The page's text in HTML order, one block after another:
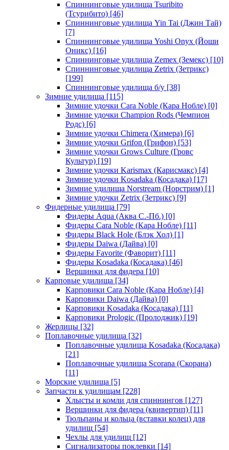
Спиннинговые удилища Tsuribito
(Тсурибито) [46]
Спиннинговые удилища Yin Tai (Джин Тай)
[7]
Спиннинговые удилища Yoshi Onyx (Йоши
Оникс) [16]
Спиннинговые удилища Zemex (Земекс) [10]
Спиннинговые удилища Zetrix (Зетрикс)
[199]
Спиннинговые удилища б/у [38]
Зимние удилища [115]
Зимние удочки Cara Noble (Кара Нобле) [0]
Зимние удочки Champion Rods (Чемпион
Родс) [6]
Зимние удочки Chimera (Химера) [6]
Зимние удочки Grifon (Грифон) [53]
Зимние удочки Grows Culture (Гровс
Культур) [19]
Зимние удочки Karismax (Карисмакс) [4]
Зимние удочки Kosadaka (Косадака) [17]
Зимние удилища Norstream (Норстрим) [1]
Зимние удочки Zetrix (Зетрикс) [9]
Фидерные удилища [79]
Фидеры Aqua (Аква С.-Пб.) [0]
Фидеры Cara Noble (Кара Нобле) [11]
Фидеры Black Hole (Блэк Хол) [1]
Фидеры Daiwa (Дайва) [0]
Фидеры Favorite (Фаворит) [11]
Фидеры Kosadaka (Косадака) [46]
Вершинки для фидера [10]
Карповые удилища [34]
Карповики Cara Noble (Кара Нобле) [4]
Карповики Daiwa (Дайва) [0]
Карповики Kosadaka (Косадака) [11]
Карповики Prologic (Пролоджик) [19]
Жерлицы [32]
Поплавочные удилища [32]
Поплавочные удилища Kosadaka (Косадака)
[21]
Поплавочные удилища Scorana (Скорана)
[11]
Морские удилища [5]
Запчасти к удилищам [228]
Хлысты и комли для спиннингов [127]
Вершинки для фидера (квивертип) [11]
Тюльпаны и кольца (вставки колец) для
удилищ [54]
Чехлы для удилищ [12]
Сигнализаторы поклевки [14]